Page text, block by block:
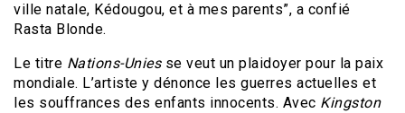
ville natale, Kédougou, et à mes parents”, a confié
Rasta Blonde.
Le titre Nations-Uniesse veut un plaidoyer pour la paix
mondiale. L’artiste y dénonce les guerres actuelles et
les souffrances des enfants innocents. Avec Kingston